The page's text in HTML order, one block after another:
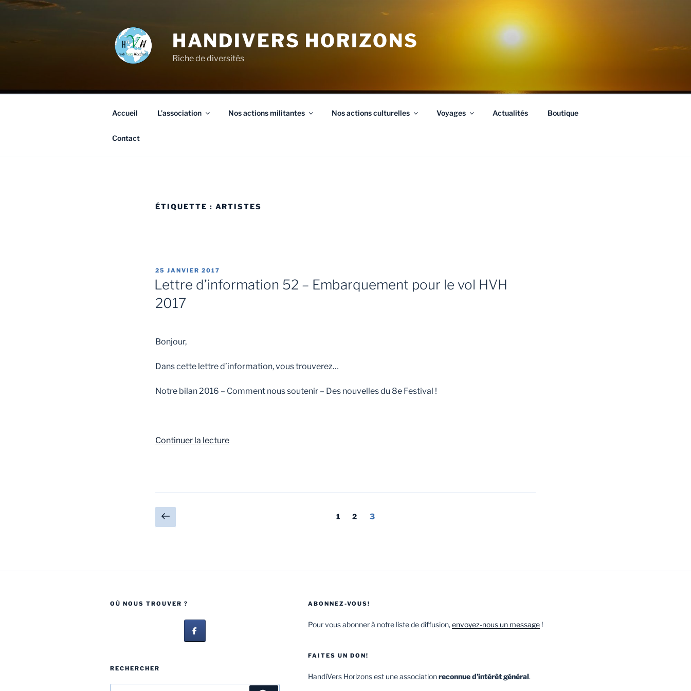
HANDIVERS HORIZONS
Riche de diversités
Accueil L’association Nos actions militantes Nos actions culturelles Voyages Actualités Boutique
Contact
ÉTIQUETTE : ARTISTES
25 JANVIER 2017
Lettre d’information 52 – Embarquement pour le vol HVH
2017
Bonjour,
Dans cette lettre d’information, vous trouverez…
Notre bilan 2016 – Comment nous soutenir – Des nouvelles du 8e Festival !
Continuer la lecture
1 2 3
OÙ NOUS TROUVER ?
RECHERCHER
ABONNEZ-VOUS!
Pour vous abonner à notre liste de diffusion,envoyez-nous un message!
FAITES UN DON!
HandiVers Horizons est une associationreconnue d’intérêt général.